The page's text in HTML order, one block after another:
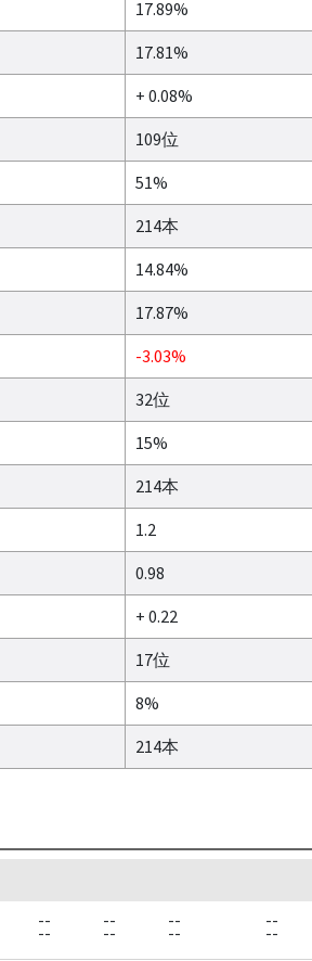
17.89%
17.81%
+ 0.08%
109位
51%
214本
14.84%
17.87%
-3.03%
32位
15%
214本
1.2
0.98
+ 0.22
17位
8%
214本
--
--
--
--
--
--
--
--